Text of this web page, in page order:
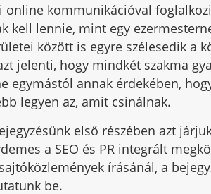
online kommunikációval
kell lennie, mint egy
között is egyre szélesedik a
jelenti, hogy mindkét szakma
egymástól annak érdekében,
legyen az, amit csinálnak.
első részében azt
a SEO és PR integrált
írásánál, a
be.